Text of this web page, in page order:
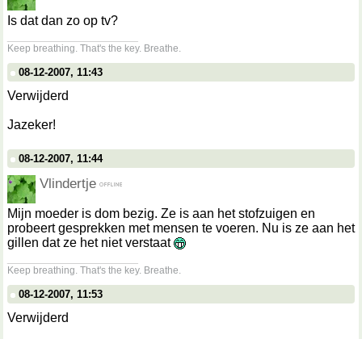
Is dat dan zo op tv?
Keep breathing. That's the key. Breathe.
08-12-2007, 11:43
Verwijderd
Jazeker!
08-12-2007, 11:44
Vlindertje
Mijn moeder is dom bezig. Ze is aan het stofzuigen en
probeert gesprekken met mensen te voeren. Nu is ze aan het
gillen dat ze het niet verstaat
Keep breathing. That's the key. Breathe.
08-12-2007, 11:53
Verwijderd